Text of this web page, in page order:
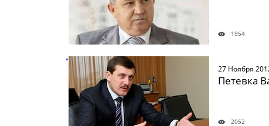
1954
" />
27 Ноября
Петевка
2052